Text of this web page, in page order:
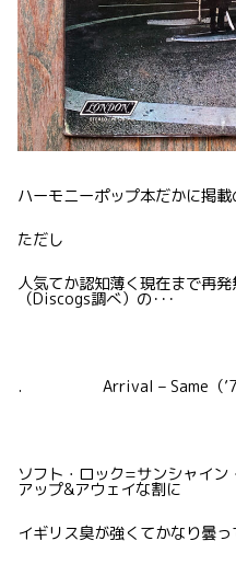
ハーモニーポップ本だかに掲載
ただし
人気てか認知薄く現在まで再
（Discogs調べ）の･･･
. Arrival – Same（’70
ソフト・ロック=サンシャイ
アップ&アウェイな割に
イギリス臭が強くてかなり曇